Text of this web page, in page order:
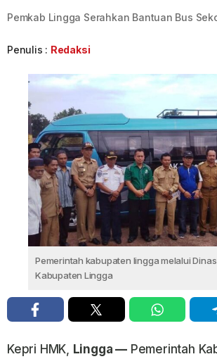
Pemkab Lingga Serahkan Bantuan Bus
Penulis : Redaksi
Pemerintah kabupaten lingga melalui
Kabupaten Lingga
Kepri HMK, Lingga — Pemerintah